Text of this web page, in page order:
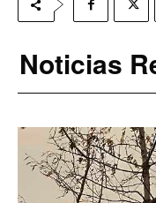
Noticias